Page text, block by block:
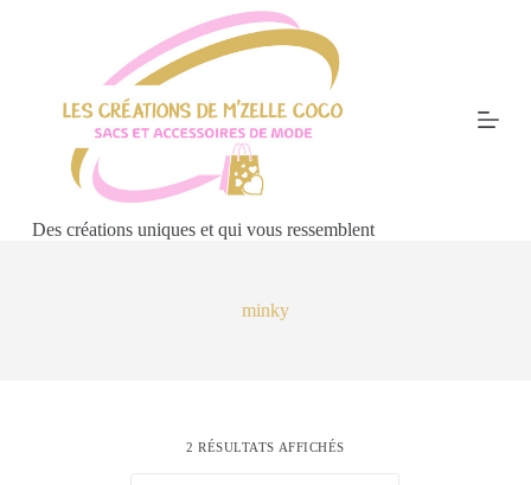
nDes créations uniques et qui vous ressemblent
minky
2 RÉSULTATS AFFICHÉS